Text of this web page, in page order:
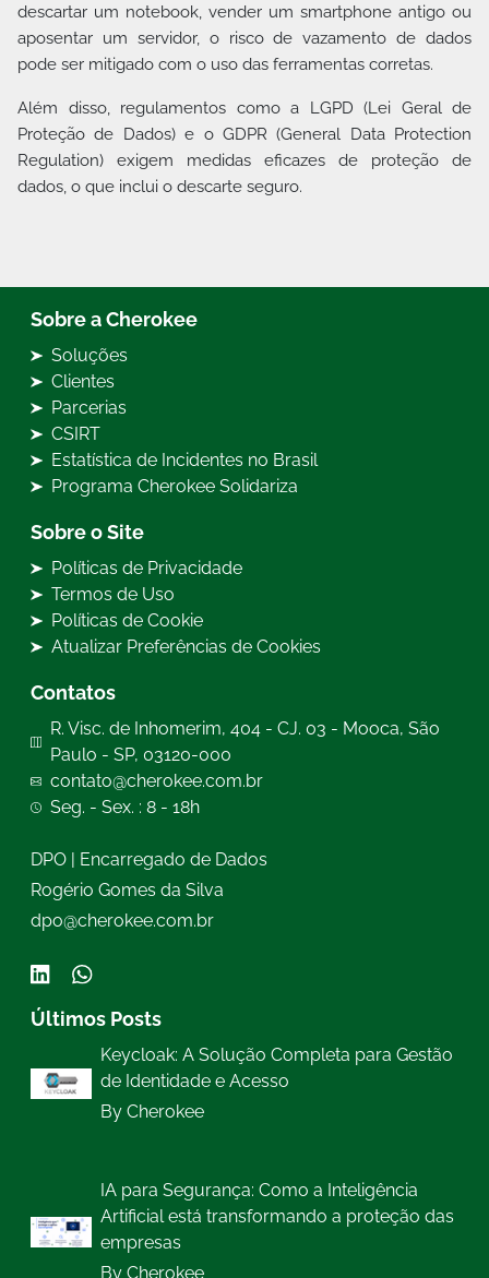
descartar um notebook, vender um smartphone antigo ou
aposentar um servidor, o risco de vazamento de dados
pode ser mitigado com o uso das ferramentas corretas.
Além disso, regulamentos como a LGPD (Lei Geral de
Proteção de Dados) e o GDPR (General Data Protection
Regulation) exigem medidas eficazes de proteção de
dados, o que inclui o descarte seguro.
Sobre a Cherokee
Soluções
Clientes
Parcerias
CSIRT
Estatística de Incidentes no Brasil
Programa Cherokee Solidariza
Sobre o Site
Políticas de Privacidade
Termos de Uso
Políticas de Cookie
Atualizar Preferências de Cookies
Contatos
R. Visc. de Inhomerim, 404 - CJ. 03 - Mooca, São
Paulo - SP, 03120-000
contato@cherokee.com.br
Seg. - Sex. : 8 - 18h
DPO | Encarregado de Dados
Rogério Gomes da Silva
dpo@cherokee.com.br
Últimos Posts
Keycloak: A Solução Completa para Gestão
de Identidade e Acesso
By Cherokee
IA para Segurança: Como a Inteligência
Artificial está transformando a proteção das
empresas
By Cherokee